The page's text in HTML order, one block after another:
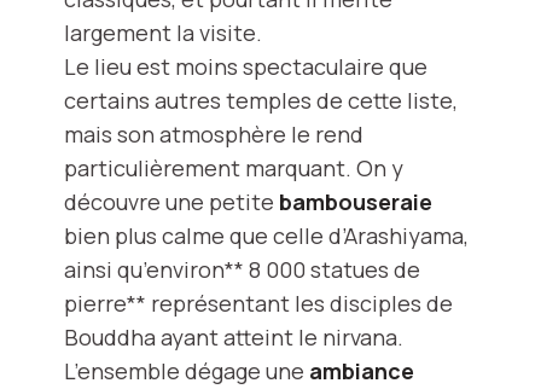
largement la visite.
Le lieu est moins spectaculaire que
certains autres temples de cette liste,
mais son atmosphère le rend
particulièrement marquant. On y
découvre une petite bambouseraie
bien plus calme que celle d’Arashiyama,
ainsi qu’environ** 8 000 statues de
pierre** représentant les disciples de
Bouddha ayant atteint le nirvana.
L’ensemble dégage une ambiance